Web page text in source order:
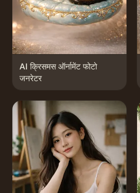
AI क्रिसमस ऑर्नामेंट फोटो
जनरेटर